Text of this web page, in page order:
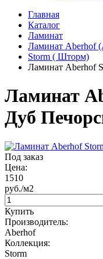
Главная
Каталог
Ламинат
Ламинат Aberhof
Storm ( Шторм)
Ламинат Aberhof
Ламинат
Дуб
Под заказ
Цена:
1510
руб./м2
Купить
Производитель:
Aberhof
Коллекция:
Storm